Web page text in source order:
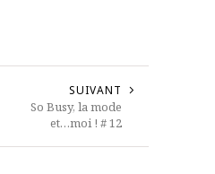
SUIVANT
So Busy, la mode
et…moi ! # 12